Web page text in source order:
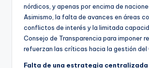
nórdicos, y apenas por encima de
Asimismo, la falta de avances en áreas
conflictos de interés y la limitada
Consejo de Transparencia para imponer
refuerzan las críticas hacia la gestión del
Falta de una estrategia centralizada